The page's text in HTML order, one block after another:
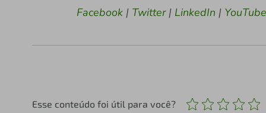
Facebook| Twitter| LinkedIn | YouTube
Esse conteúdo foi útil para você?